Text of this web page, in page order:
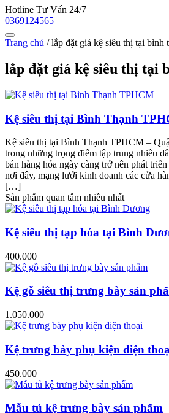
Hotline Tư Vấn 24/7
0369124565
Trang chủ /lắp đặt giá kệ siêu thị tại bình
lắp đặt giá kệ siêu thị tại
Kệ siêu thị tại Bình Thạnh
Kệ siêu thị tại Bình Thạnh TPHCM –
trong những trọng điểm tập trung nhiều
bán hàng hóa ngày càng trở nên phát
nơi đây, mạng lưới kinh doanh các cửa
[…]
Sản phẩm quan tâm nhiều nhất
Kệ siêu thị tạp hóa tại Bình
400.000
Kệ gỗ siêu thị trưng bày sản
1.050.000
Kệ trưng bày phụ kiện điện
450.000
Mẫu tủ kệ trưng bày sản phẩm